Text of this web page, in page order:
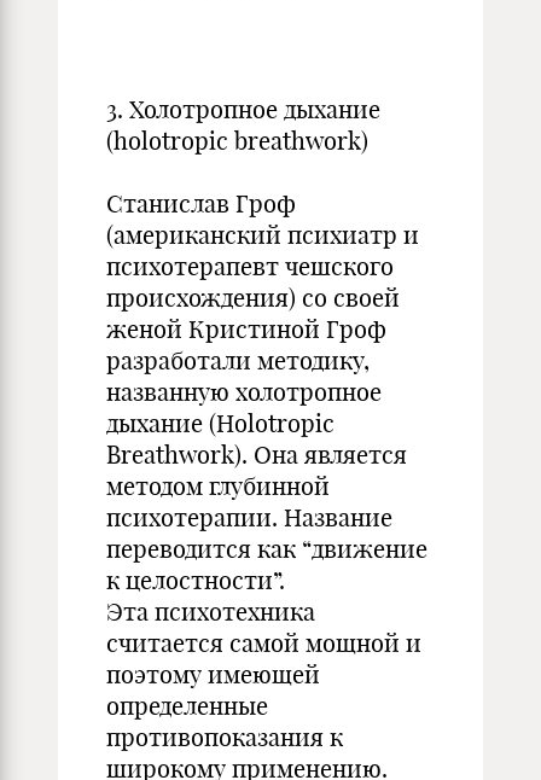
3. Холотропное дыхание
(holotropic breathwork)
Станислав Гроф
(американский психиатр и
психотерапевт чешского
происхождения) со своей
женой Кристиной Гроф
разработали методику,
названную холотропное
дыхание (Holotropic
Breathwork). Она является
методом глубинной
психотерапии. Название
переводится как “движение
к целостности”.
Эта психотехника
считается самой мощной и
поэтому имеющей
определенные
противопоказания к
широкому применению.